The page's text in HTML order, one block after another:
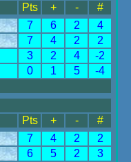
Pts + -
#
7 6 2
4
7 4 2
2
3 2 4
-2
0 1 5 -4
Pts + -
#
7 4 2
2
6 5 2
3